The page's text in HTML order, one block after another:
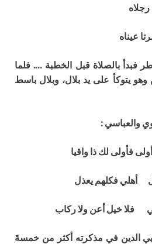
رجلاه
عيناه
فبدأ بالصلاة قبل الخطبة …. فلما
يتوكأ على يد بلال، وبلال باسط
والعباسي :
فأولى لك ذا واقيا
أهلي فكلهم يعذل
فلا خيل أعن ولا ركاب
الدين في مذكرته أكثر من خمسةَ